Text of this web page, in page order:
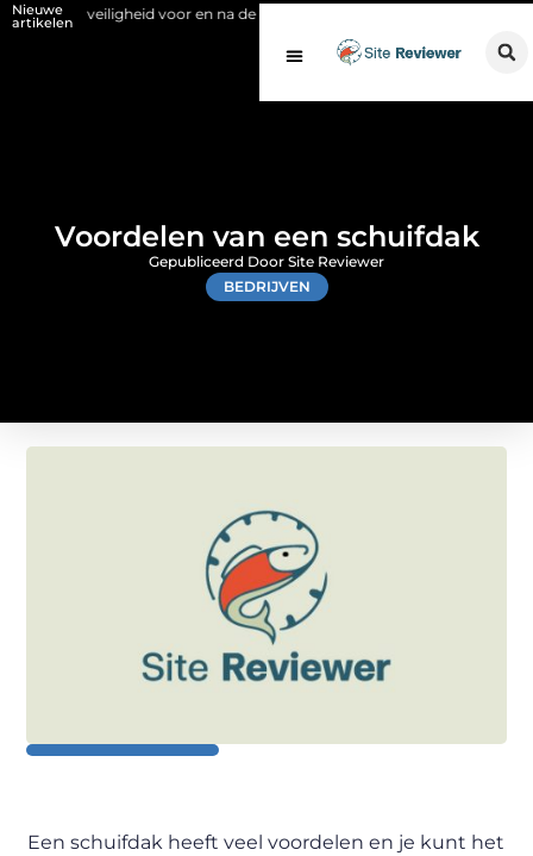
Nieuwe
artikelen
veiligheid voor en na de SCIOS-keuring van de stookinstallatie
Voordelen van een schuifdak
BEDRIJVEN
Gepubliceerd Door Site Reviewer
Een schuifdak heeft veel voordelen en je kunt het